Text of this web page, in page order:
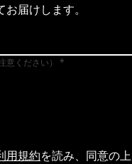
届けします。
ください）
用規約を読み、同意の上